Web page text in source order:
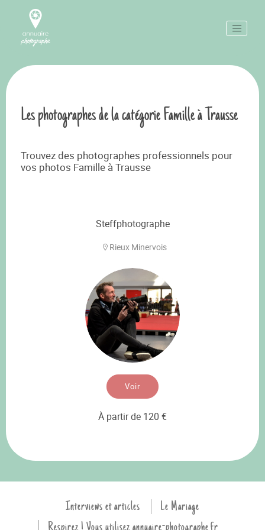
Les photographes de la catégorie Famille à Trausse
Trouvez des photographes professionnels pour
vos photos Famille à Trausse
Steffphotographe
Rieux Minervois
Voir
À partir de 120 €
Interviews et articles
Le Mariage